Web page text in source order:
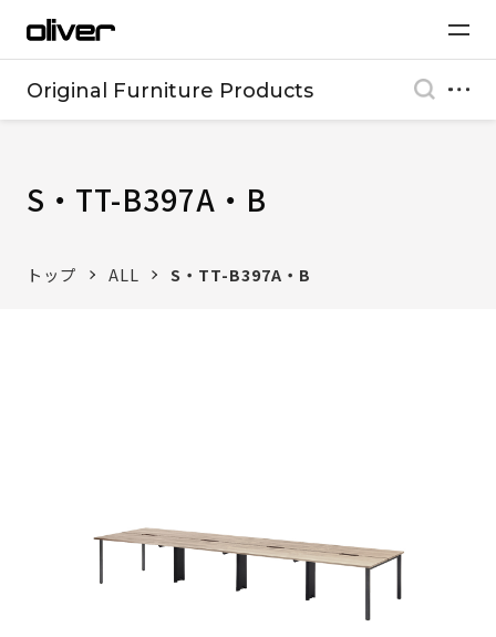
Original Furniture Products
S・TT-B397A・B
トップ ALL S・TT-B397A・B